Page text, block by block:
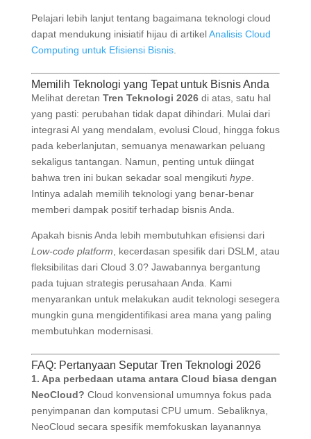
Pelajari lebih lanjut tentang bagaimana teknologi cloud
dapat mendukung inisiatif hijau di artikelAnalisis Cloud
Computing untuk Efisiensi Bisnis.
Memilih Teknologi yang Tepat untuk Bisnis Anda
Melihat deretan Tren Teknologi 2026di atas, satu hal
yang pasti: perubahan tidak dapat dihindari. Mulai dari
integrasi AI yang mendalam, evolusi Cloud, hingga fokus
pada keberlanjutan, semuanya menawarkan peluang
sekaligus tantangan. Namun, penting untuk diingat
bahwa tren ini bukan sekadar soal mengikuti hype.
Intinya adalah memilih teknologi yang benar-benar
memberi dampak positif terhadap bisnis Anda
Apakah bisnis Anda lebih membutuhkan efisiensi dari
Low-code platform , kecerdasan spesifik dari DSLM, atau
fleksibilitas dari Cloud 3.0? Jawabannya bergantung
pada tujuan strategis perusahaan Anda. Kami
menyarankan untuk melakukan audit teknologi sesegera
mungkin guna mengidentifikasi area mana yang paling
membutuhkan modernisasi.
FAQ: Pertanyaan Seputar Tren Teknologi 2026
1. Apa perbedaan utama antara Cloud biasa dengan
NeoCloud? Cloud konvensional umumnya fokus pada
penyimpanan dan komputasi CPU umum. Sebaliknya,
NeoCloud secara spesifik memfokuskan layanannya